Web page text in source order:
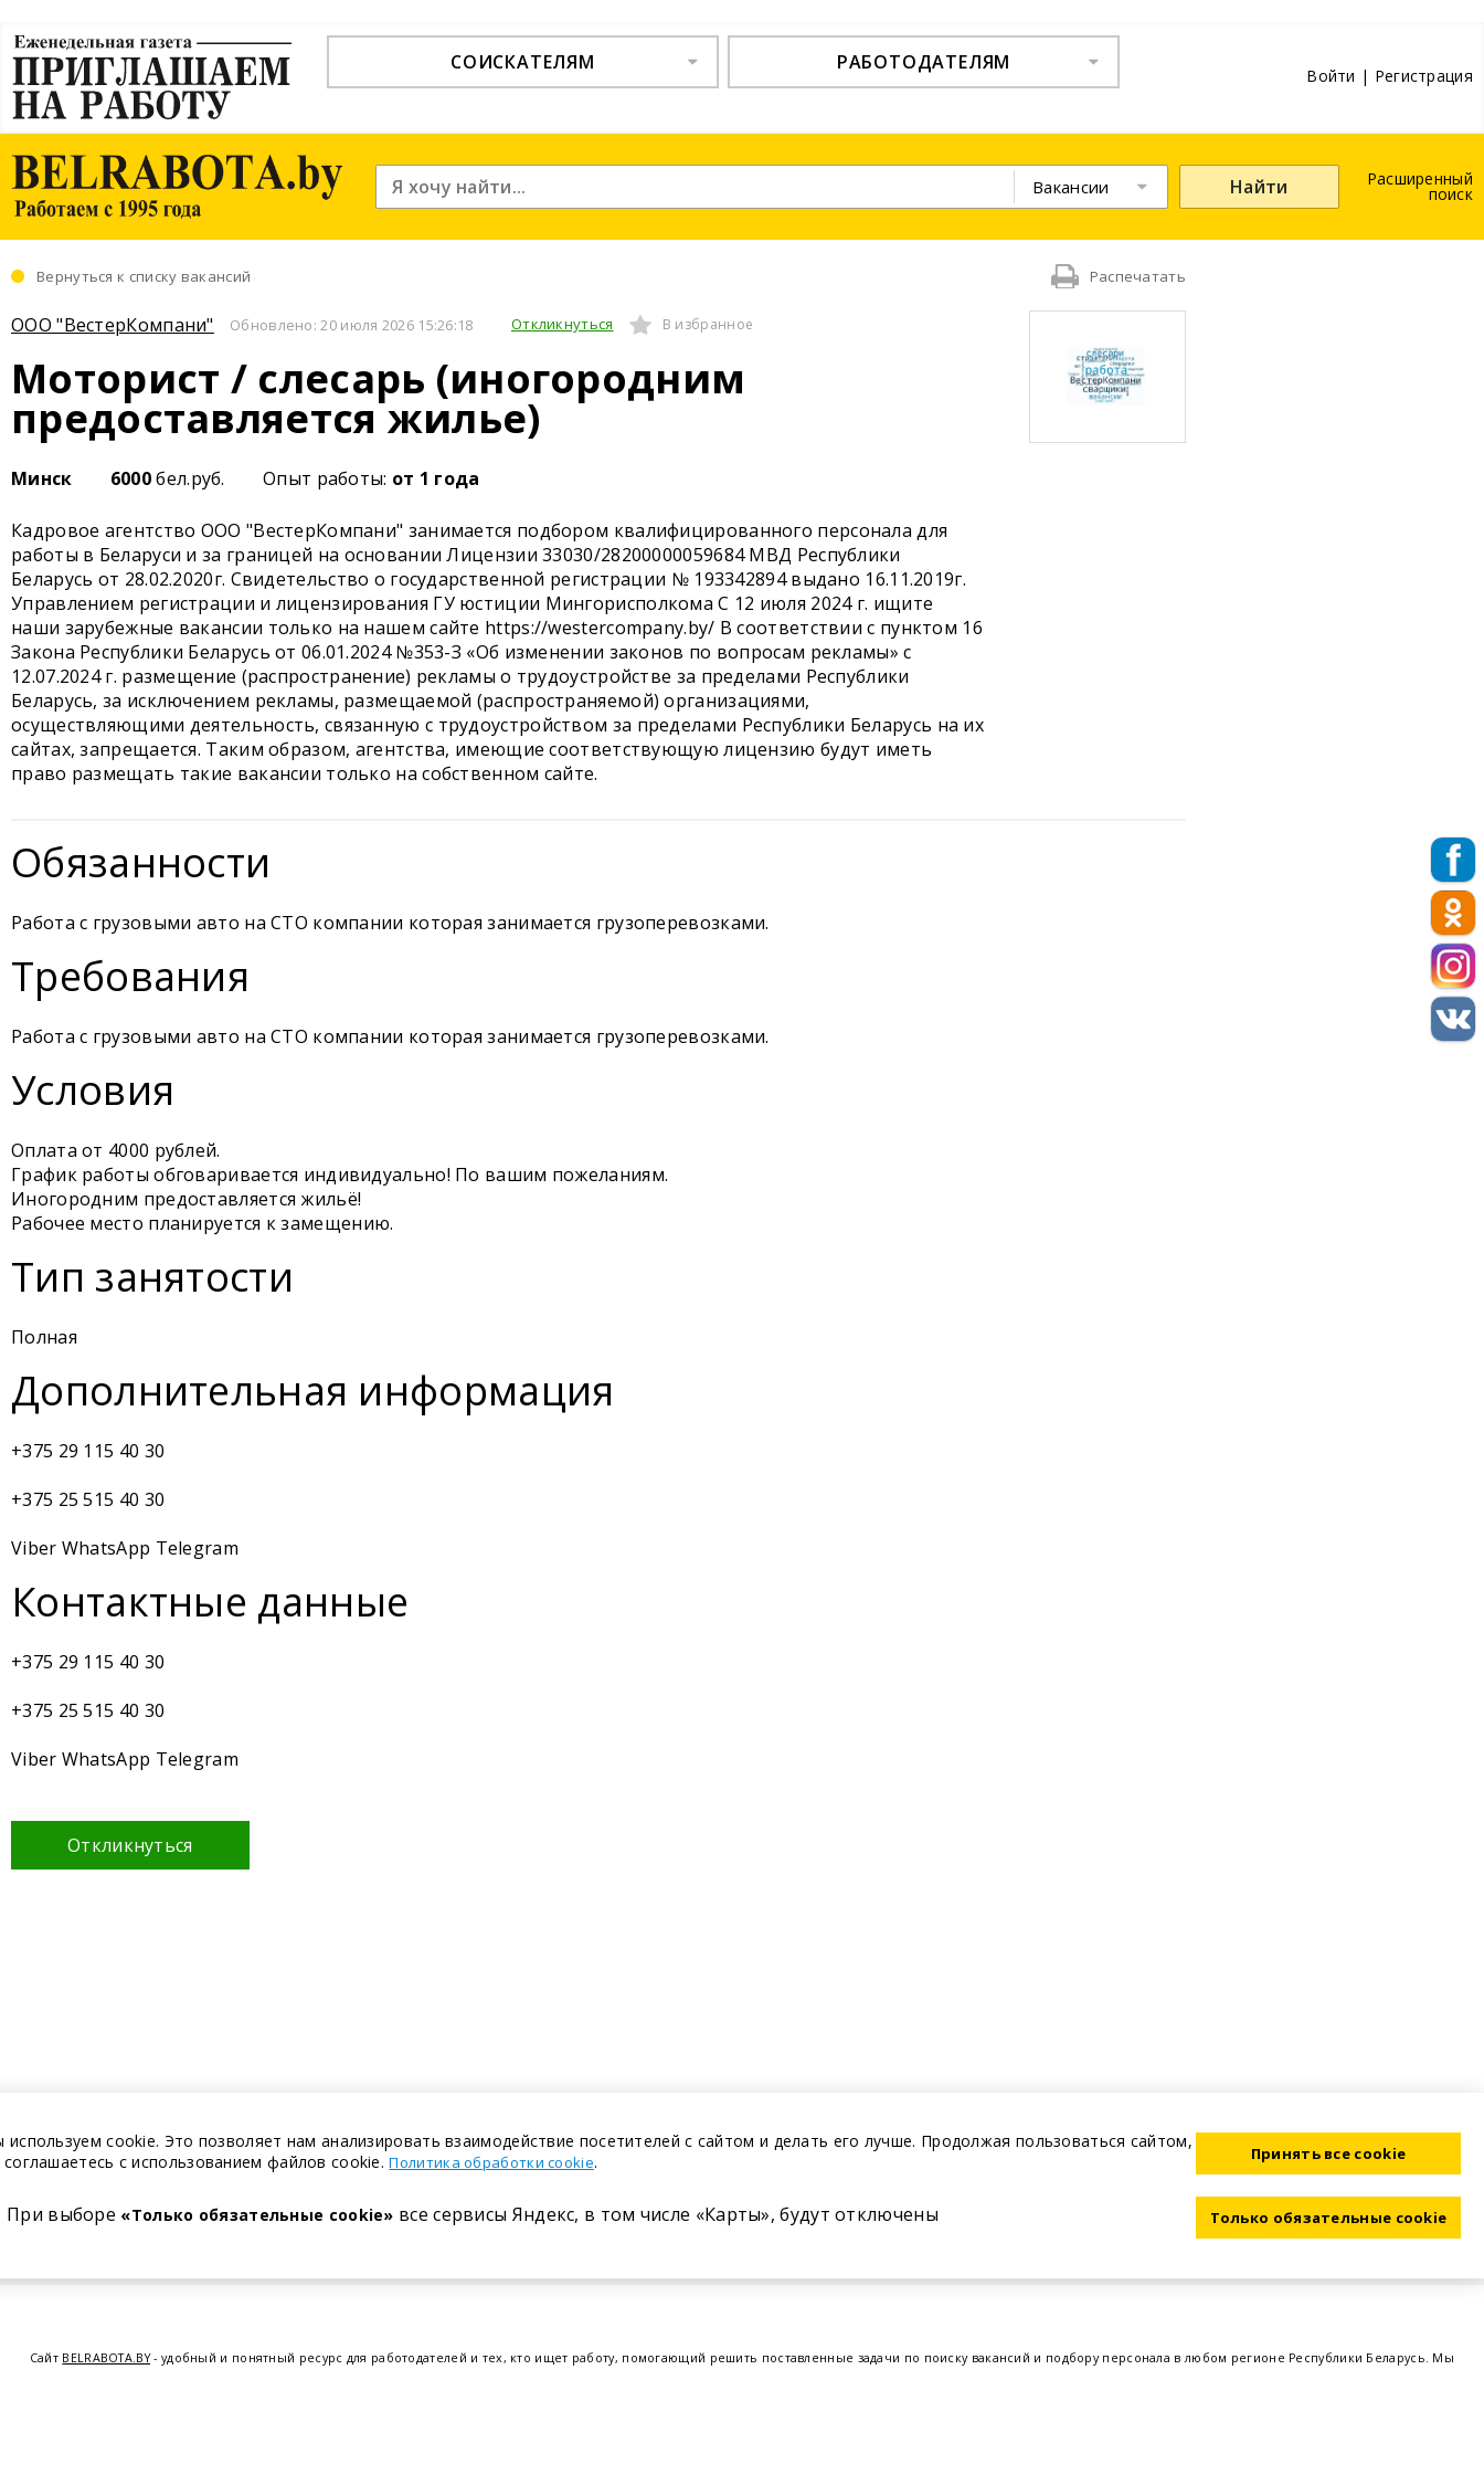
СОИСКАТЕЛЯМ РАБОТОДАТЕЛЯМ
Войти | Регистрация
Вакансии Найти Расширенный
поиск
Вернуться к списку вакансий Распечатать
ООО "ВестерКомпани" Обновлено: 20 июля 2026 15:26:18 Откликнуться В избранное
Моторист / слесарь (иногородним
предоставляется жилье)
Минск 6000бел.руб. Опыт работы: от 1 года
Кадровое агентство ООО "ВестерКомпани" занимается подбором квалифицированного персонала для
работы в Беларуси и за границей на основании Лицензии 33030/28200000059684 МВД Республики
Беларусь от 28.02.2020г. Свидетельство о государственной регистрации № 193342894 выдано 16.11.2019г.
Управлением регистрации и лицензирования ГУ юстиции Мингорисполкома С 12 июля 2024 г. ищите
наши зарубежные вакансии только на нашем сайте https://westercompany.by/ В соответствии с пунктом 16
Закона Республики Беларусь от 06.01.2024 №353-З «Об изменении законов по вопросам рекламы» с
12.07.2024 г. размещение (распространение) рекламы о трудоустройстве за пределами Республики
Беларусь, за исключением рекламы, размещаемой (распространяемой) организациями,
осуществляющими деятельность, связанную с трудоустройством за пределами Республики Беларусь на их
сайтах, запрещается. Таким образом, агентства, имеющие соответствующую лицензию будут иметь
право размещать такие вакансии только на собственном сайте.
Обязанности
Работа с грузовыми авто на СТО компании которая занимается грузоперевозками.
Требования
Работа с грузовыми авто на СТО компании которая занимается грузоперевозками.
Условия
Оплата от 4000 рублей.
График работы обговаривается индивидуально! По вашим пожеланиям.
Иногородним предоставляется жильё!
Рабочее место планируется к замещению.
Тип занятости
Полная
Дополнительная информация
+375 29 115 40 30
+375 25 515 40 30
Viber WhatsApp Telegram
Контактные данные
+375 29 115 40 30
+375 25 515 40 30
Viber WhatsApp Telegram
Откликнуться
Сайт BELRABOTA.BY- удобный и понятный ресурс для работодателей и тех, кто ищет работу, помогающий решить поставленные задачи по поиску вакансий и подбору персонала в любом регионе Республики Беларусь. Мы
cookie. Это позволяет нам анализировать взаимодействие посетителей с сайтом и делать его лучше. Продолжая пользоваться сайтом,
с использованием файлов cookie.Политика обработки cookie.
При выборе «Только обязательные cookie» все сервисы Яндекс, в том числе «Карты», будут отключены
Принять все cookie
Только обязательные cookie